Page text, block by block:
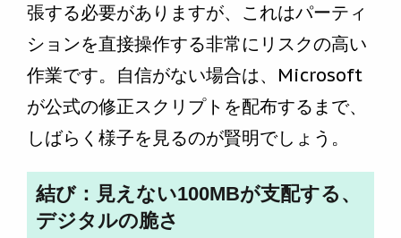
張する必要がありますが、これはパーティ
ションを直接操作する非常にリスクの高い
作業です。自信がない場合は、Microsoft
が公式の修正スクリプトを配布するまで、
しばらく様子を見るのが賢明でしょう。
結び：見えない100MBが支配する、
デジタルの脆さ